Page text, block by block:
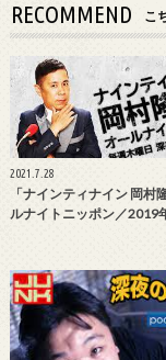
RECOMMEND こ
2021.7.28
「ナインティナイン 岡村
ルナイトニッポン／2019